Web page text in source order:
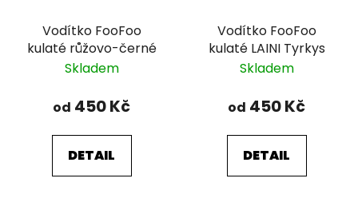
Vodítko FooFoo
kulaté růžovo-černé
Skladem
od 450 Kč
DETAIL
Vodítko FooFoo
kulaté LAINI Tyrkys
Skladem
od 450 Kč
DETAIL